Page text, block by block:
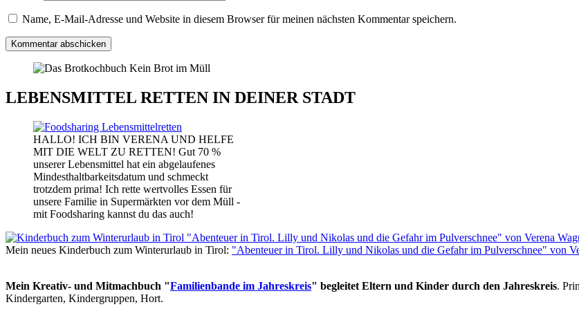
Name, E-Mail-Adresse und Website in diesem Browser für meinen nächsten Kommentar speichern.
LEBENSMITTEL RETTEN IN DEINER STADT
HALLO! ICH BIN VERENA UND HELFE
MIT DIE WELT ZU RETTEN! Gut 70 %
unserer Lebensmittel hat ein abgelaufenes
Mindesthaltbarkeitsdatum und schmeckt
trotzdem prima! Ich rette wertvolles Essen für
unsere Familie in Supermärkten vor dem Müll -
mit Foodsharing kannst du das auch!
Mein neues Kinderbuch zum Winterurlaub in Tirol: "Abenteuer in Tirol. Lilly und Nikolas und die Gefahr im Pulverschnee" von
Mein Kreativ- und Mitmachbuch "Familienbande im Jahreskreis" begleitet Eltern und Kinder durch den Jahreskreis.
Kindergarten, Kindergruppen, Hort.